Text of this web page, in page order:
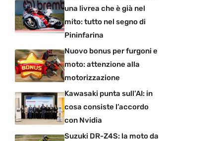
una livrea che è già nel
mito: tutto nel segno di
Pininfarina
Nuovo bonus per furgoni e
moto: attenzione alla
motorizzazione
Kawasaki punta sull’AI: in
cosa consiste l’accordo
con Nvidia
Suzuki DR-Z4S: la moto da